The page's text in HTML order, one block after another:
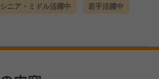
シニア・ミドル活躍中 若手活躍中